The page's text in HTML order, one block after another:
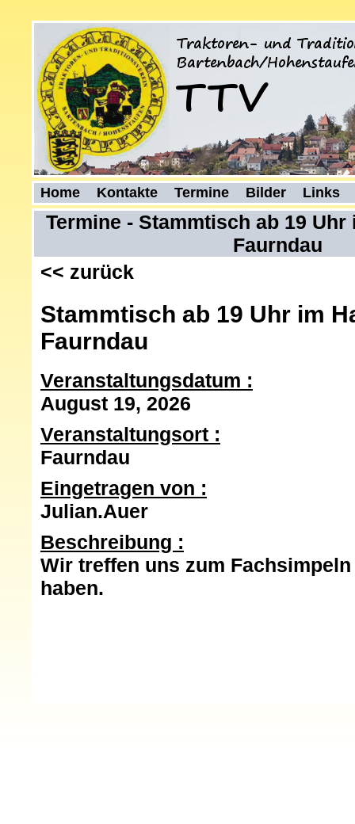
Home Kontakte Termine Bilder Links
Termine - Stammtisch ab 19
Faurndau
<< zurück
Stammtisch ab 19 Uhr im
Faurndau
Veranstaltungsdatum
August 19, 2026
Veranstaltungsort
Faurndau
Eingetragen von
Julian.Auer
Beschreibung
Wir treffen uns zum
haben.